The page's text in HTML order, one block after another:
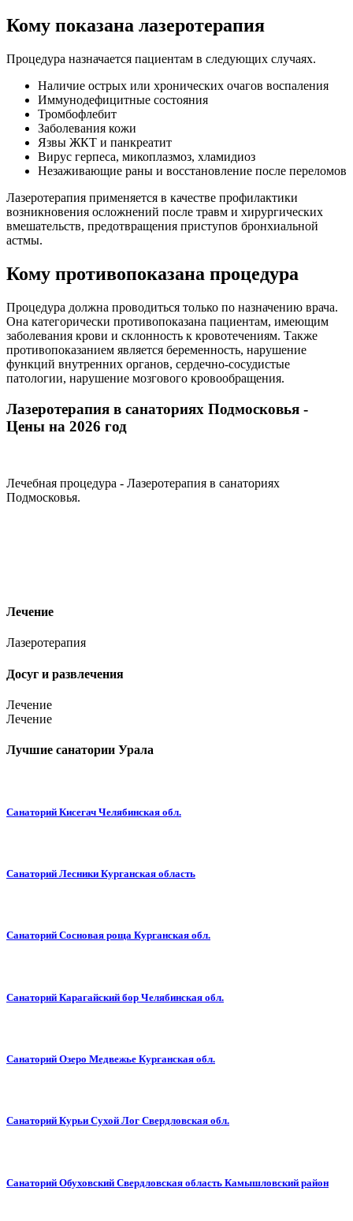
Кому показана лазеротерапия
Процедура назначается пациентам в следующих случаях.
Наличие острых или хронических очагов воспаления
Иммунодефицитные состояния
Тромбофлебит
Заболевания кожи
Язвы ЖКТ и панкреатит
Вирус герпеса, микоплазмоз, хламидиоз
Незаживающие раны и восстановление после переломов
Лазеротерапия применяется в качестве профилактики
возникновения осложнений после травм и хирургических
вмешательств, предотвращения приступов бронхиальной
астмы.
Кому противопоказана процедура
Процедура должна проводиться только по назначению врача.
Она категорически противопоказана пациентам, имеющим
заболевания крови и склонность к кровотечениям. Также
противопоказанием является беременность, нарушение
функций внутренних органов, сердечно-сосудистые
патологии, нарушение мозгового кровообращения.
Лазеротерапия в санаториях Подмосковья -
Цены на 2026 год
Лечебная процедура - Лазеротерапия в санаториях
Подмосковья.
Лечение
Лазеротерапия
Досуг и развлечения
Лечение
Лечение
Лучшие санатории Урала
Санаторий Кисегач Челябинская обл.
Санаторий Лесники Курганская область
Санаторий Сосновая роща Курганская обл.
Санаторий Карагайский бор Челябинская обл.
Санаторий Озеро Медвежье Курганская обл.
Санаторий Курьи Сухой Лог Свердловская обл.
Санаторий Обуховский Свердловская область Камышловский район